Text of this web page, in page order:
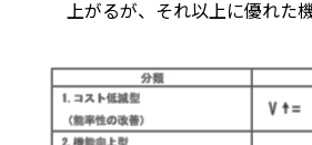
上がるが、それ以上に優れた